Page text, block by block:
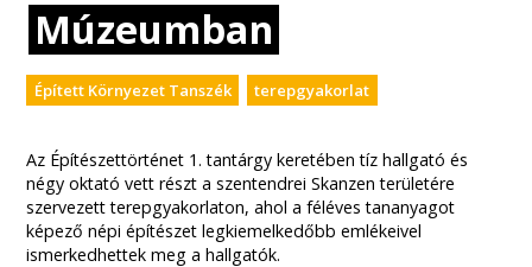
Múzeumban
Épített Környezet Tanszék terepgyakorlat
Az Építészettörténet 1. tantárgy keretében tíz hallgató és
négy oktató vett részt a szentendrei Skanzen területére
szervezett terepgyakorlaton, ahol a féléves tananyagot
képező népi építészet legkiemelkedőbb emlékeivel
ismerkedhettek meg a hallgatók.